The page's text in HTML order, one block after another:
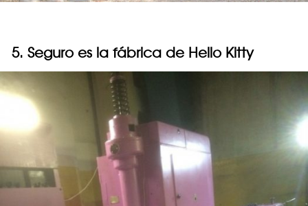
5. Seguro es la fábrica de Hello Kitty